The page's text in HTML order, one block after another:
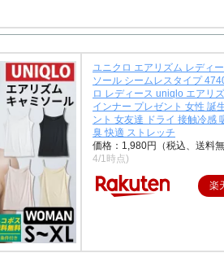
ユニクロ エアリズム レディ
ソール シームレスタイプ
ロ レディース uniqlo エアリ
インナー プレゼント 女性 誕
ント 女友達 ドライ 接触冷感
臭 快適 ストレッチ
価格：1,980円（税込、送料
4/1時点)
楽